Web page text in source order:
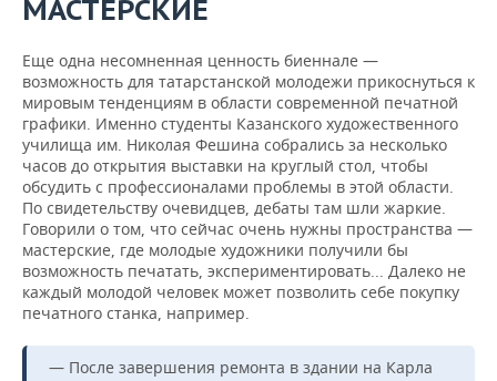
МАСТЕРСКИЕ
Еще одна несомненная ценность биеннале —
возможность для татарстанской молодежи прикоснуться к
мировым тенденциям в области современной печатной
графики. Именно студенты Казанского художественного
училища им. Николая Фешина собрались за несколько
часов до открытия выставки на круглый стол, чтобы
обсудить с профессионалами проблемы в этой области.
По свидетельству очевидцев, дебаты там шли жаркие.
Говорили о том, что сейчас очень нужны пространства —
мастерские, где молодые художники получили бы
возможность печатать, экспериментировать... Далеко не
каждый молодой человек может позволить себе покупку
печатного станка, например.
— После завершения ремонта в здании на Карла